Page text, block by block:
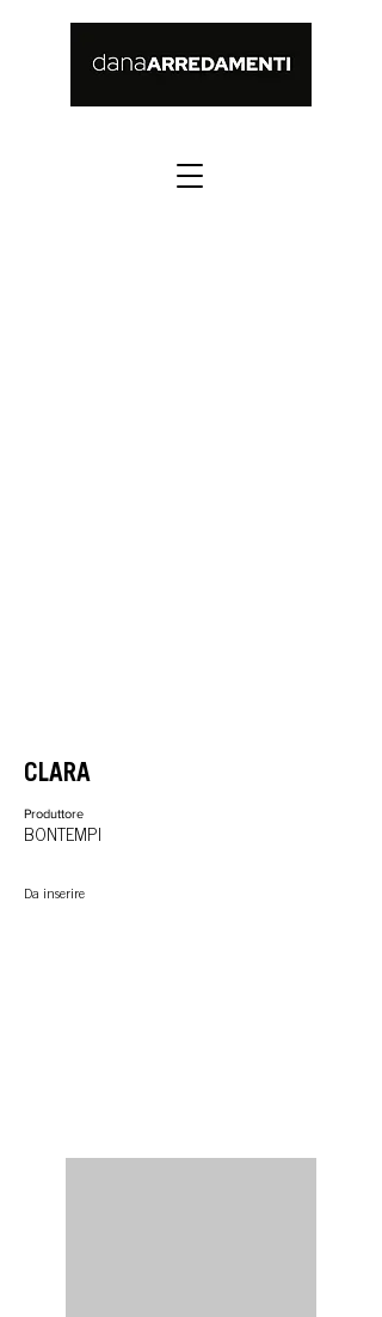
CLARA
Produttore
BONTEMPI
Da inserire